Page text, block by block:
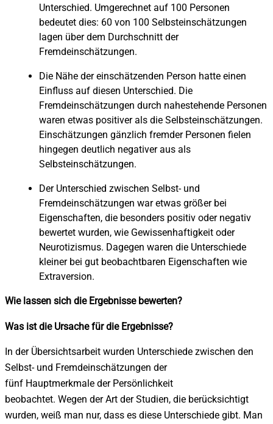
Unterschied. Umgerechnet auf 100 Personen
bedeutet dies: 60 von 100 Selbsteinschätzungen
lagen über dem Durchschnitt der
Fremdeinschätzungen.
Die Nähe der einschätzenden Person hatte einen
Einfluss auf diesen Unterschied. Die
Fremdeinschätzungen durch nahestehende Personen
waren etwas positiver als die Selbsteinschätzungen.
Einschätzungen gänzlich fremder Personen fielen
hingegen deutlich negativer aus als
Selbsteinschätzungen.
Der Unterschied zwischen Selbst- und
Fremdeinschätzungen war etwas größer bei
Eigenschaften, die besonders positiv oder negativ
bewertet wurden, wie Gewissenhaftigkeit oder
Neurotizismus. Dagegen waren die Unterschiede
kleiner bei gut beobachtbaren Eigenschaften wie
Extraversion.
Wie lassen sich die Ergebnisse bewerten?
Was ist die Ursache für die Ergebnisse?
In der Übersichtsarbeit wurden Unterschiede zwischen den
Selbst- und Fremdeinschätzungen der
fünf Hauptmerkmale der Persönlichkeit
beobachtet. Wegen der Art der Studien, die berücksichtigt
wurden, weiß man nur, dass es diese Unterschiede gibt. Man